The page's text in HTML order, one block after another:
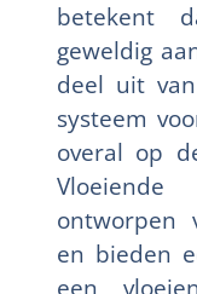
betekent
geweldig
deel uit
systeem
overal op
ontworpen
en bieden
een